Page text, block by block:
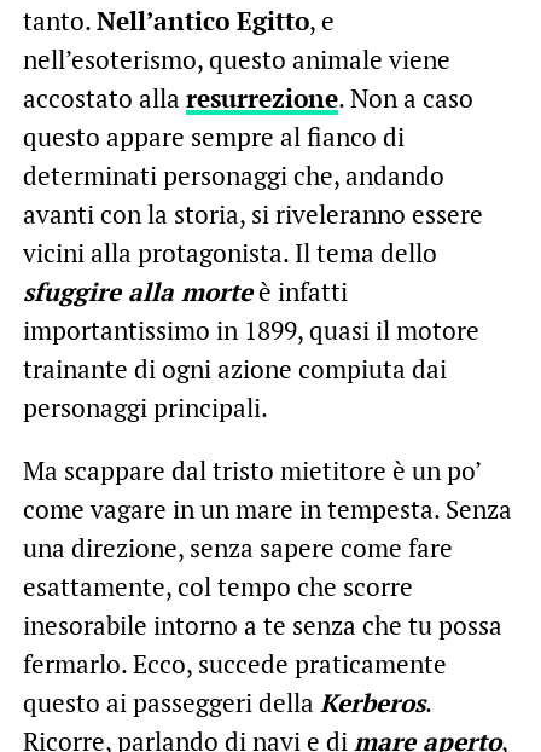
tanto.Nell’antico Egitto, e
nell’esoterismo, questo animale viene
accostato alla resurrezione. Non a caso
questo appare sempre al fianco di
determinati personaggi che, andando
avanti con la storia, si riveleranno essere
vicini alla protagonista. Il tema dello
sfuggire alla morteè infatti
importantissimo in 1899, quasi il motore
trainante di ogni azione compiuta dai
personaggi principali.
Ma scappare dal tristo mietitore è un po’
come vagare in un mare in tempesta. Senza
una direzione, senza sapere come fare
esattamente, col tempo che scorre
inesorabile intorno a te senza che tu possa
fermarlo. Ecco, succede praticamente
questo ai passeggeri della Kerberos.
Ricorre, parlando di navi e dimare aperto,